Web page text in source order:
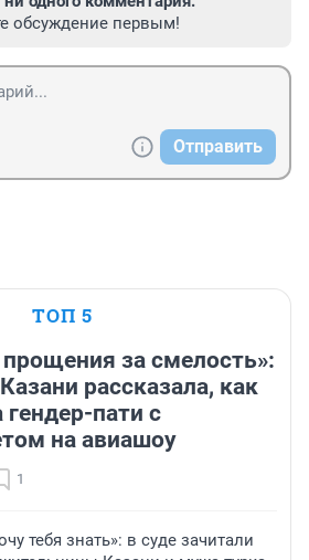
обсуждение первым!
Отправить
ТОП 5
за смелость»:
рассказала, как
гендер-пати с
на авиашоу
1
тебя знать»: в суде зачитали